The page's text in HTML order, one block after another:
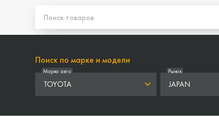
Поиск по марке и модели
TOYOTA
Марка авто
JAPAN
Рынок